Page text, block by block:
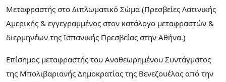
Μεταφραστής στο Διπλωματικό Σώμα (Πρεσβείες Λατινικής
Αμερικής & εγγεγραμμένος στον κατάλογο μεταφραστών &
διερμηνέων της Ισπανικής Πρεσβείας στην Αθήνα.)
Επίσημος μεταφραστής του Αναθεωρημένου Συντάγματος
της Μπολιβαριανής Δημοκρατίας της Βενεζουέλας από την